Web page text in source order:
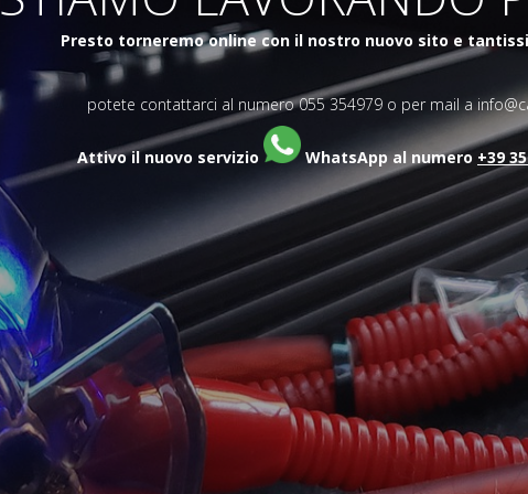
Presto torneremo online con il nostro nuovo sito e
potete contattarci al numero 055 354979 o per mail a
Attivo il nuovo servizio WhatsApp al numero +39